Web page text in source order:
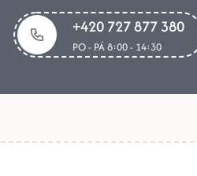
+420 727 877 380
PO - PÁ 8:00 - 14:30